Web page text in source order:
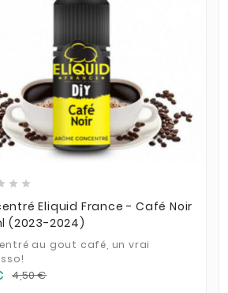
  
 
Eliquid France - Café Noir
(2023-2024)
au gout café, un vrai
4,50 €